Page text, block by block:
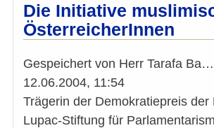
Die Initiative
ÖsterreicherInnen
Gespeichert von Herr Tarafa Ba…
12.06.2004, 11:54
Trägerin der Demokratiepreis der
Lupac-Stiftung für